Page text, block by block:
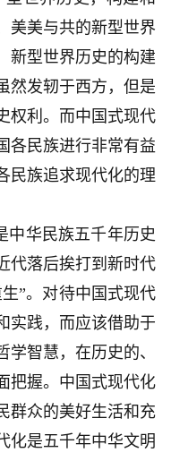
美美与共的新型世界
新型世界历史的构建
然发轫于西方，但是
权利。而中国式现代
各民族进行非常有益
民族追求现代化的理
中华民族五千年历史
代落后挨打到新时代
”。对待中国式现代
实践，而应该借助于
智慧，在历史的、
把握。中国式现代化
群众的美好生活和充
化是五千年中华文明